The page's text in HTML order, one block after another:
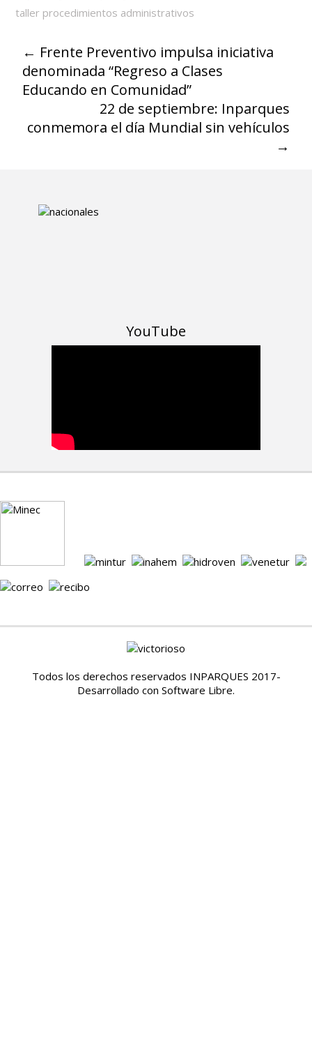
taller procedimientos administrativos
← Frente Preventivo impulsa iniciativa
denominada “Regreso a Clases
Educando en Comunidad”
22 de septiembre: Inparques
conmemora el día Mundial sin vehículos
→
YouTube
Todos los derechos reservados INPARQUES 2017-
Desarrollado con Software Libre.